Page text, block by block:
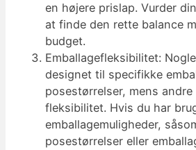
en højere prislap. Vurder
at finde den rette balance
budget.
Emballagefleksibilitet: Nogle
designet til specifikke
posestørrelser, mens
fleksibilitet. Hvis du har
emballagemuligheder,
posestørrelser eller